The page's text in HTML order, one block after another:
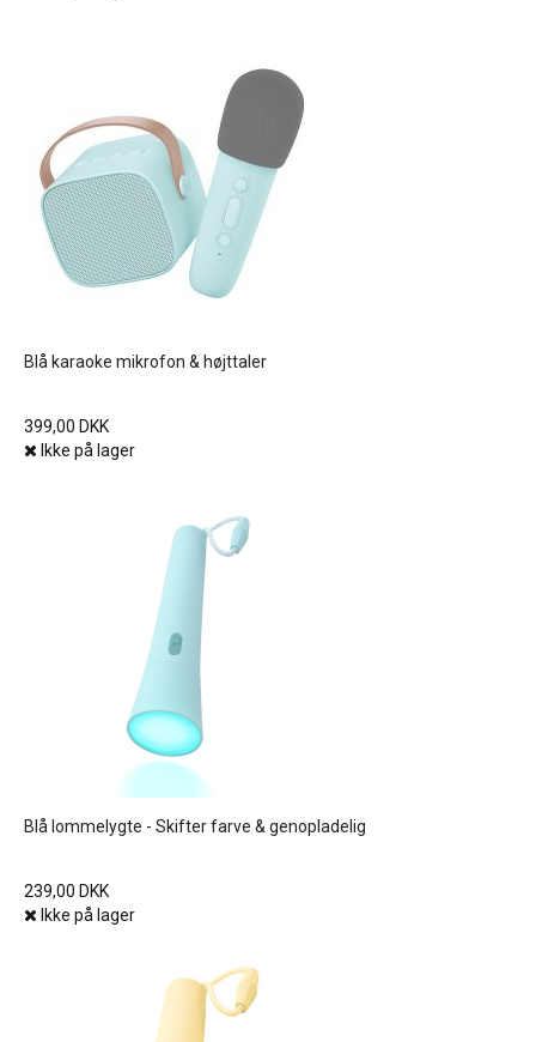
Blå karaoke mikrofon & højttaler
399,00 DKK
Ikke på lager
Blå lommelygte - Skifter farve & genopladelig
239,00 DKK
Ikke på lager